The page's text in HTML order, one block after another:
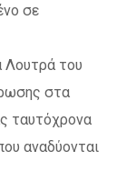
σε
Λουτρά του
στα
ταυτόχρονα
αναδύονται